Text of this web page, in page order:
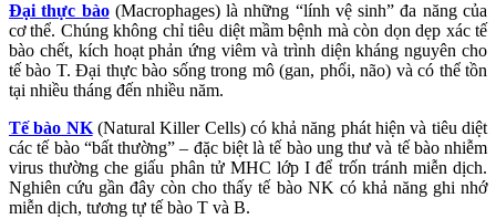
Đại thực bào(Macrophages) là những “lính vệ sinh” đa năng của
cơ thể. Chúng không chỉ tiêu diệt mầm bệnh mà còn dọn dẹp xác tế
bào chết, kích hoạt phản ứng viêm và trình diện kháng nguyên cho
tế bào T. Đại thực bào sống trong mô (gan, phổi, não) và có thể tồn
tại nhiều tháng đến nhiều năm.
Tế bào NK(Natural Killer Cells) có khả năng phát hiện và tiêu diệt
các tế bào “bất thường” – đặc biệt là tế bào ung thư và tế bào nhiễm
virus thường che giấu phân tử MHC lớp I để trốn tránh miễn dịch.
Nghiên cứu gần đây còn cho thấy tế bào NK có khả năng ghi nhớ
miễn dịch, tương tự tế bào T và B.